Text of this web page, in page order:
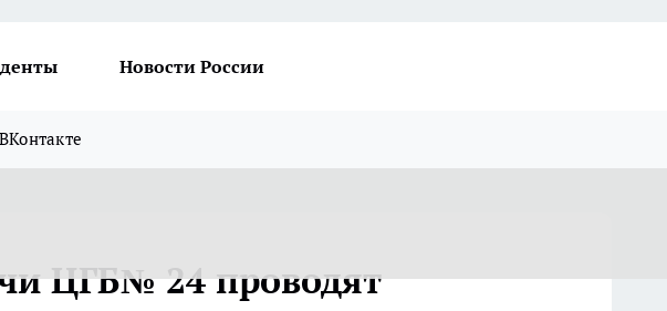
Новости России
ЦГБ№ 24 проводят